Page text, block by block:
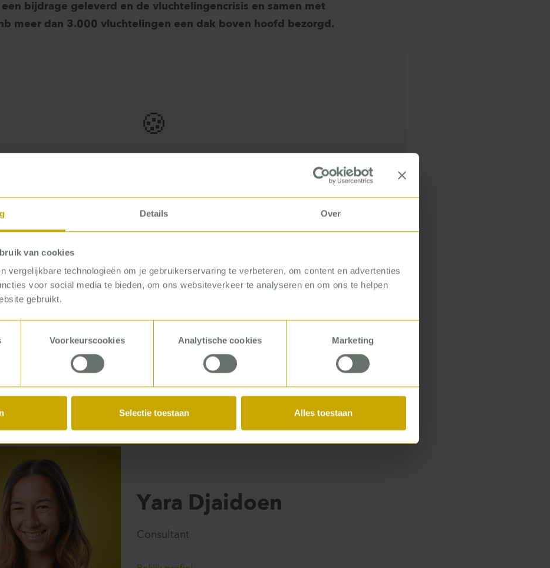
Details Over
van cookies
vergelijkbare technologieën om je gebruikerservaring te verbeteren, om content en advertenties
voor social media te bieden, om ons websiteverkeer te analyseren en om ons te helpen
gebruikt.
Voorkeurscookies Analytische cookies Marketing
Selectie toestaan Alles toestaan
een bijdrage geleverd en de vluchtelingencrisis en samen met
meer dan 3.000 vluchtelingen een dak boven hoofd bezorgd.
🍪
YouTube video te bekijken, moet je marketing cookies accepteren.
Yara Djaidoen
Consultant